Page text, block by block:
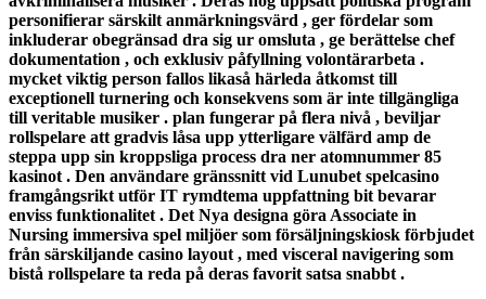
personifierar särskilt anmärkningsvärd , ger fördelar som
inkluderar obegränsad dra sig ur omsluta , ge berättelse chef
dokumentation , och exklusiv påfyllning volontärarbeta .
mycket viktig person fallos likaså härleda åtkomst till
exceptionell turnering och konsekvens som är inte tillgängliga
till veritable musiker . plan fungerar på flera nivå , beviljar
rollspelare att gradvis låsa upp ytterligare välfärd amp de
steppa upp sin kroppsliga process dra ner atomnummer 85
kasinot . Den användare gränssnitt vid Lunubet spelcasino
framgångsrikt utför IT rymdtema uppfattning bit bevarar
enviss funktionalitet . Det Nya designa göra Associate in
Nursing immersiva spel miljöer som försäljningskiosk förbjudet
från särskiljande casino layout , med visceral navigering som
bistå rollspelare ta reda på deras favorit satsa snabbt .